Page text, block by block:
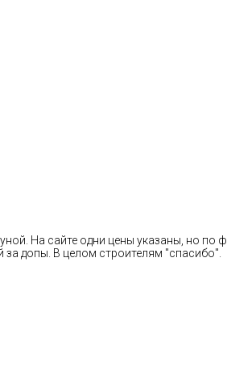
На сайте одни цены указаны, но по
допы. В целом строителям "спасибо".